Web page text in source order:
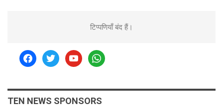
टिप्पणियाँ बंद हैं।
facebooktwitteryoutubewhatsapp
TEN NEWS SPONSORS